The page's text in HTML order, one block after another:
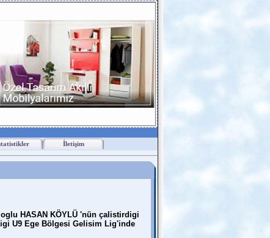
İletişim
HASAN KÖYLÜ 'nün çalistirdigi
U9 Ege Bölgesi Gelisim Lig'inde